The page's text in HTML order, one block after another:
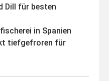
Dill für besten
in Spanien
tiefgefroren für